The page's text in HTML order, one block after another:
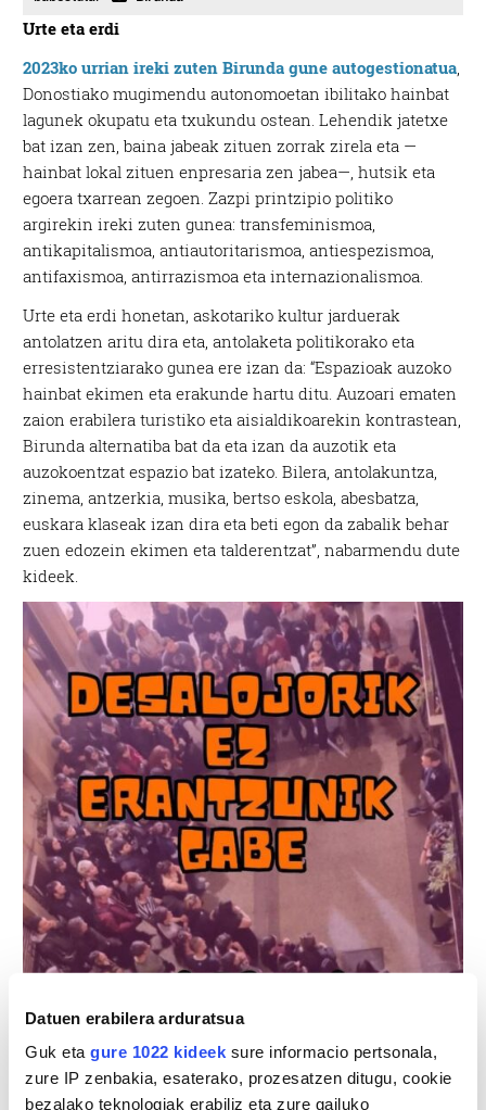
Datuen erabilera arduratsua
Guk eta gure 1022 kideek sure informacio pertsonala,
zure IP zenbakia, esaterako, prozesatzen ditugu, cookie
bezalako teknologiak erabiliz eta zure gailuko
Urte eta erdi
2023ko urrian ireki zuten Birunda gune autogestionatua
Donostiako mugimendu autonomoetan ibilitako hainbat
lagunek okupatu eta txukundu ostean. Lehendik jatetxe
bat izan zen, baina jabeak zituen zorrak zirela eta —
hainbat lokal zituen enpresaria zen jabea—, hutsik eta
egoera txarrean zegoen. Zazpi printzipio politiko
argirekin ireki zuten gunea: transfeminismoa,
antikapitalismoa, antiautoritarismoa, antiespezismoa,
antifaxismoa, antirrazismoa eta internazionalismoa.
Urte eta erdi honetan, askotariko kultur jarduerak
antolatzen aritu dira eta, antolaketa politikorako eta
erresistentziarako gunea ere izan da: “Espazioak auzoko
hainbat ekimen eta erakunde hartu ditu. Auzoari ematen
zaion erabilera turistiko eta aisialdikoarekin kontrastean,
Birunda alternatiba bat da eta izan da auzotik eta
auzokoentzat espazio bat izateko. Bilera, antolakuntza,
zinema, antzerkia, musika, bertso eskola, abesbatza,
euskara klaseak izan dira eta beti egon da zabalik behar
zuen edozein ekimen eta talderentzat”, nabarmendu dute
kideek.